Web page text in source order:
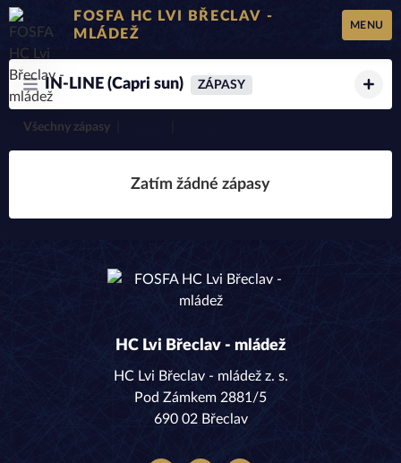
FOSFA HC LVI BŘECLAV -
MLÁDEŽ
MENU
IN-LINE (Capri sun) ZÁPASY
Všechny zápasy
Zatím žádné zápasy
HC Lvi Břeclav - mládež
HC Lvi Břeclav - mládež z. s.
Pod Zámkem 2881/5
690 02 Břeclav